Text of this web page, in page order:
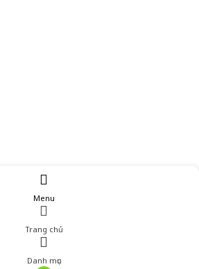
Menu
Trang chủ
Danh mục